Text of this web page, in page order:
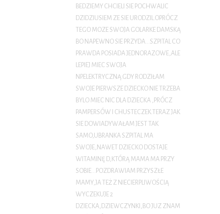
BEDZIEMY CHCIELI SIE POCHWALIC
DZIDZIUSIEM ZE SIE URODZIL.OPRÓCZ
TEGO MOZE SWOJA GOLARKE DAMSKĄ
BO NAPEWNO SIE PRZYDA…SZPITAL CO
PRAWDA POSIADA JEDNORAZOWE,ALE
LEPIEJ MIEC SWOJA
NP.ELEKTRYCZNĄ.GDY RODZIŁAM
SWOJE PIERWSZE DZIECKO NIE TRZEBA
BYLO MIEC NIC DLA DZIECKA ,PRÓCZ
PAMPERSÓW I CHUSTECZEK.TERAZ JAK
SIE DOWIADYWAŁAM JEST TAK
SAMO,UBRANKA SZPITAL MA
SWOJE,NAWET DZIECKO DOSTAJE
WITAMINĘ D,KTÓRĄ MAMA MA PRZY
SOBIE…POZDRAWIAM PRZYSZŁE
MAMY,JA TEŻ Z NIECIERPLIWOŚCIĄ
WYCZEKUJE 2
DZIECKA,DZIEWCZYNKI,BO JUZ ZNAM